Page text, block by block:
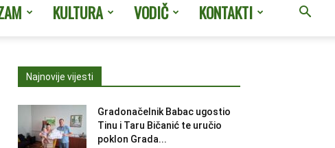
KULTURA VODIČ KONTAKTI
Najnovije vijesti
Gradonačelnik Babac ugostio
Tinu i Taru Bičanić te uručio
poklon Grada...